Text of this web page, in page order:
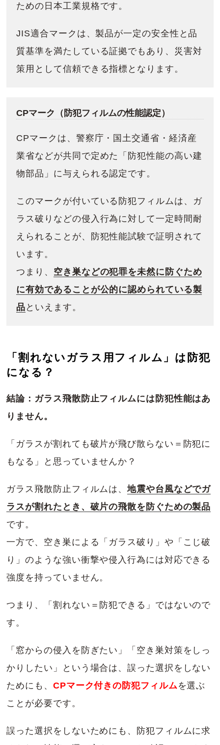
ための日本工業規格です。
JIS適合マークは、製品が一定の安全性と品
質基準を満たしている証拠でもあり、災害対
策用として信頼できる指標となります。
CPマーク（防犯フィルムの性能認定）
CPマークは、警察庁・国土交通省・経済産
業省などが共同で定めた「防犯性能の高い建
物部品」に与えられる認定です。
このマークが付いている防犯フィルムは、ガ
ラス破りなどの侵入行為に対して一定時間耐
えられることが、防犯性能試験で証明されて
います。
つまり、 空き巣などの犯罪を未然に防ぐため
に有効であることが公的に認められている製
品 といえます。
「割れないガラス用フィルム」は防犯
になる？
結論：ガラス飛散防止フィルムには防犯性能はあ
りません。
「ガラスが割れても破片が飛び散らない＝防犯に
もなる」と思っていませんか？
ガラス飛散防止フィルムは、地震や台風などでガ
ラスが割れたとき、破片の飛散を防ぐための製品
です。
一方で、空き巣による「ガラス破り」や「こじ破
り」のような強い衝撃や侵入行為には対応できる
強度を持っていません。
つまり、「割れない＝防犯できる」ではないので
す。
「窓からの侵入を防ぎたい」「空き巣対策をしっ
かりしたい」という場合は、誤った選択をしない
ためにも、 CPマーク付きの防犯フィルム を選ぶ
ことが必要です。
誤った選択をしないためにも、防犯フィルムに求